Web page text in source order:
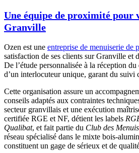
Une équipe de proximité pour
Granville
Ozen est une entreprise de menuiserie de
satisfaction de ses clients sur Granville et
De l’étude personnalisée à la réception
d’un interlocuteur unique, garant du suivi
Cette organisation assure un
conseils adaptés aux contraintes
secteur granvillais et une exécution
certifiée RGE et NF, détient les labels
Qualibat, et fait partie du Club des
réseau spécialisé dans le mixte bois-
constituent un gage de sérieux et de